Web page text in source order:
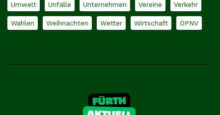
Umwelt Unfälle Unternehmen Vereine Verkehr
Wahlen Weihnachten Wetter Wirtschaft ÖPNV